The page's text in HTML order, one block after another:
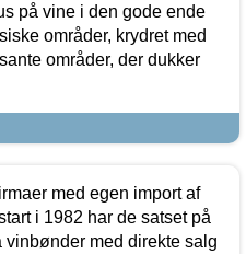
på vine i den gode ende
områder, krydret med
områder, der dukker
med egen import af
i 1982 har de satset på
med direkte salg